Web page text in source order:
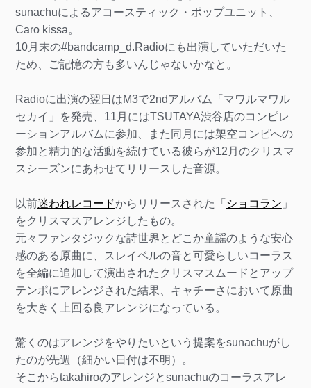
sunachuによるアコースティック・ポップユニット、
Caro kissa。
10月末の#bandcamp_d.Radioにも出演していただいた
ため、ご記憶の方も多いんじゃないかなと。
Radioに出演の翌日はM3で2ndアルバム「マワルマワル
セカイ」を発売、11月にはTSUTAYA渋谷店のコンピレ
ーションアルバムに参加、また同月には架空コンピへの
参加と精力的な活動を続けている彼らが12月のクリスマ
スシーズンにあわせてリリースした音源。
以前迷われレコードからリリースされた「 ショコラン 」
をクリスマスアレンジしたもの。
元々ファンタジックな詩世界とどこか童謡のような安心
感のある原曲に、スレイベルの音と可愛らしいコーラス
を全編に追加して演出されたクリスマスムードとアップ
テンポにアレンジされた結果、キャチーさにおいて原曲
を大きく上回る良アレンジになっている。
驚くのはアレンジをやりたいという提案をsunachuがし
たのが先週（細かい日付は不明）。
そこからtakahiroのアレンジとsunachuのコーラスアレ